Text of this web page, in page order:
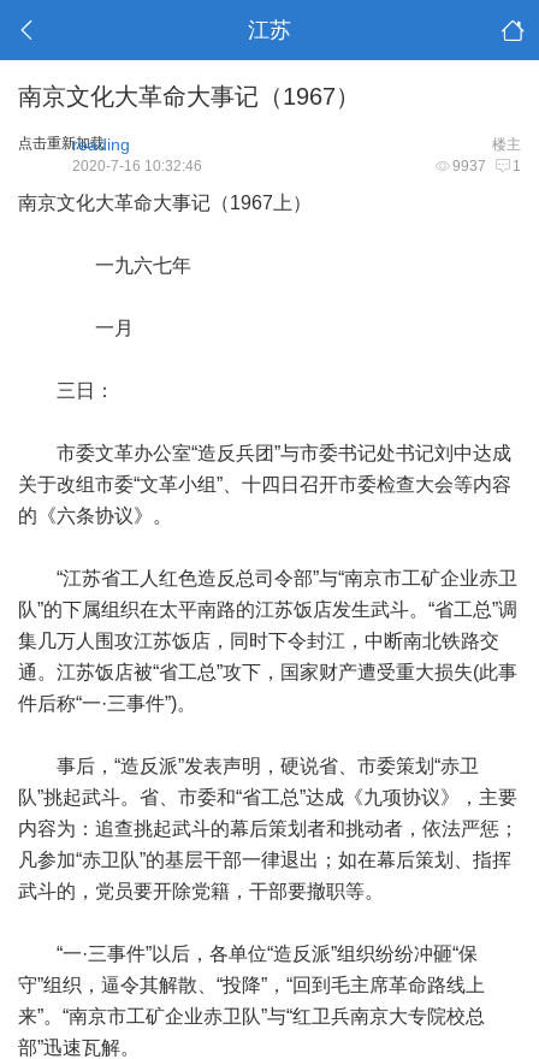
江苏
南京文化大革命大事记（1967）
点击重新加载 楼主
reading
9937 1
2020-7-16 10:32:46
南京文化大革命大事记（1967上）
一九六七年
一月
三日：
市委文革办公室“造反兵团”与市委书记处书记刘中达成
关于改组市委“文革小组”、十四日召开市委检查大会等内容
的《六条协议》。
“江苏省工人红色造反总司令部”与“南京市工矿企业赤卫
队”的下属组织在太平南路的江苏饭店发生武斗。“省工总”调
集几万人围攻江苏饭店，同时下令封江，中断南北铁路交
通。江苏饭店被“省工总”攻下，国家财产遭受重大损失(此事
件后称“一·三事件”)。
事后，“造反派”发表声明，硬说省、市委策划“赤卫
队”挑起武斗。省、市委和“省工总”达成《九项协议》，主要
内容为：追查挑起武斗的幕后策划者和挑动者，依法严惩；
凡参加“赤卫队”的基层干部一律退出；如在幕后策划、指挥
武斗的，党员要开除党籍，干部要撤职等。
“一·三事件”以后，各单位“造反派”组织纷纷冲砸“保
守”组织，逼令其解散、“投降”，“回到毛主席革命路线上
来”。“南京市工矿企业赤卫队”与“红卫兵南京大专院校总
部”迅速瓦解。